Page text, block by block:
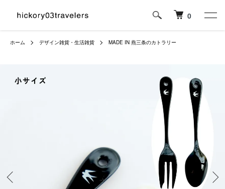
0
ホーム デザイン雑貨・生活雑貨 MADE IN 燕三条のカトラリー